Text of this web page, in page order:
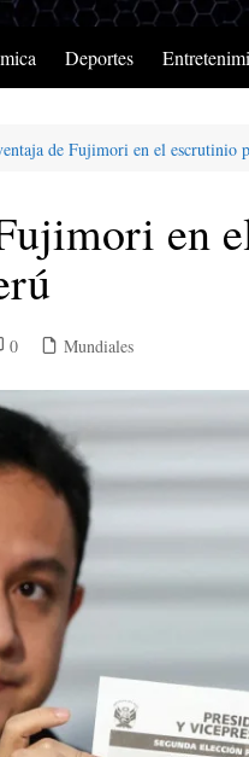
Deportes
de Fujimori en el escrutinio
en
0 Mundiales